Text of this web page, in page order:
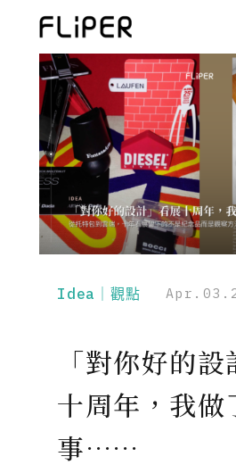
Idea｜觀點
「對你好的
十周年，我做
事……